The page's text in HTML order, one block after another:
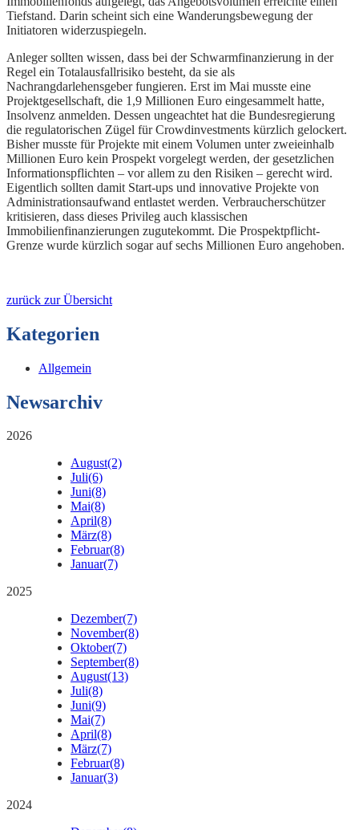
Tiefstand. Darin scheint sich eine Wanderungsbewegung der
Initiatoren widerzuspiegeln.
Anleger sollten wissen, dass bei der Schwarmfinanzierung in der
Regel ein Totalausfallrisiko besteht, da sie als
Nachrangdarlehensgeber fungieren. Erst im Mai musste eine
Projektgesellschaft, die 1,9 Millionen Euro eingesammelt hatte,
Insolvenz anmelden. Dessen ungeachtet hat die Bundesregierung
die regulatorischen Zügel für Crowdinvestments kürzlich gelockert.
Bisher musste für Projekte mit einem Volumen unter zweieinhalb
Millionen Euro kein Prospekt vorgelegt werden, der gesetzlichen
Informationspflichten – vor allem zu den Risiken – gerecht wird.
Eigentlich sollten damit Start-ups und innovative Projekte von
Administrationsaufwand entlastet werden. Verbraucherschützer
kritisieren, dass dieses Privileg auch klassischen
Immobilienfinanzierungen zugutekommt. Die Prospektpflicht-
Grenze wurde kürzlich sogar auf sechs Millionen Euro angehoben.
zurück zur Übersicht
Kategorien
Allgemein
Newsarchiv
2026
August(2)
Juli(6)
Juni(8)
Mai(8)
April(8)
März(8)
Februar(8)
Januar(7)
2025
Dezember(7)
November(8)
Oktober(7)
September(8)
August(13)
Juli(8)
Juni(9)
Mai(7)
April(8)
März(7)
Februar(8)
Januar(3)
2024